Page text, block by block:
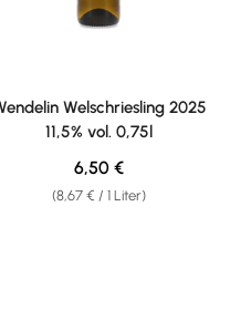
4.33 von 5 Sternen
Welschriesling 2025
11,5% vol. 0,75l
(8,67 € / 1 Liter)
Regulärer Preis:
6,50 €